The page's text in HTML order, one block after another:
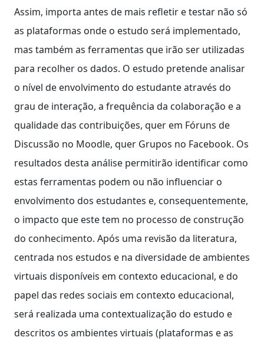
Assim, importa antes de mais refletir e testar não só
as plataformas onde o estudo será implementado,
mas também as ferramentas que irão ser utilizadas
para recolher os dados. O estudo pretende analisar
o nível de envolvimento do estudante através do
grau de interação, a frequência da colaboração e a
qualidade das contribuições, quer em Fóruns de
Discussão no Moodle, quer Grupos no Facebook. Os
resultados desta análise permitirão identificar como
estas ferramentas podem ou não influenciar o
envolvimento dos estudantes e, consequentemente,
o impacto que este tem no processo de construção
do conhecimento. Após uma revisão da literatura,
centrada nos estudos e na diversidade de ambientes
virtuais disponíveis em contexto educacional, e do
papel das redes sociais em contexto educacional,
será realizada uma contextualização do estudo e
descritos os ambientes virtuais (plataformas e as